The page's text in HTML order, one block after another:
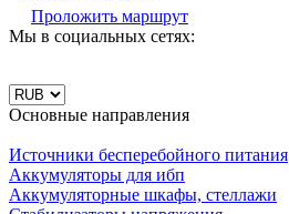
Проложить маршрут
Мы в социальных сетях:
Основные направления
Источники бесперебойного питания
Аккумуляторы для ибп
Аккумуляторные шкафы, стеллажи